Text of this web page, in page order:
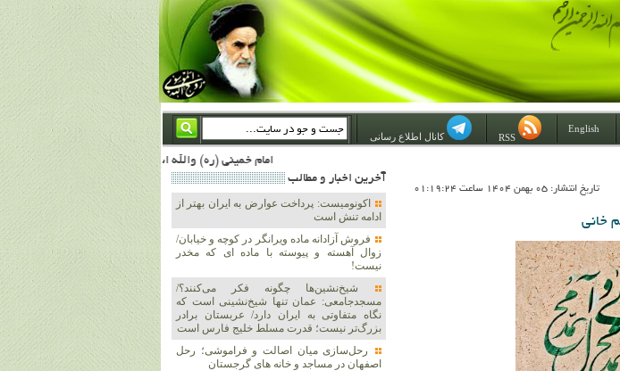
English
کانال اطلاع رسانی
امام خمینی (ره) والله اسلام تمامش سیاست است؛ ***** امام شهید: به گفتار امام و کردار امام اهتمام بورزید ***** امام خمینی(ره): ان شاء الله ما اندوه دلمان را در وقت مناسب با انتقام از امریکا و آل سعود برطرف خواهیم ساخت و داغ و حسرت حلاوت این جنایت بزرگ را بر دلشان خواهیم نهاد 1367/4/29 ***** امام خمینی(رحمة الله علیه) : حکومت آل سعود، این وهابیهای پست بیخبر از خدا بسان خنجرند که همیشه از پشت در قلب مسلمانان فرو رفته‌اند 1366/5/12***** امام خمینی (ره) شهادت در راه خدا مسئله ای نیست که بشود با پیروزی در صحنه های نبرد مقایسه
تاريخ انتشار: 05 بهمن 1404 ساعت 01:19:24
خانی
آخرين اخبار و مطالب
اکونومیست: پرداخت عوارض به ایران بهتر از
ادامه تنش است
فروش آزادانه ماده ویرانگر در کوچه و خیابان/
زوال آهسته و پیوسته با ماده ای که مخدر
نیست!
شیخ‌نشین‌ها چگونه فکر می‌کنند؟/
مسجدجامعی: عمان تنها شیخ‌نشینی است که
نگاه متفاوتی به ایران دارد/ عربستان برادر
بزرگ‌تر نیست؛ قدرت مسلط خلیج فارس است
رحل‌سازی میان اصالت و فراموشی؛ رحل
اصفهان در مساجد و خانه های گرجستان